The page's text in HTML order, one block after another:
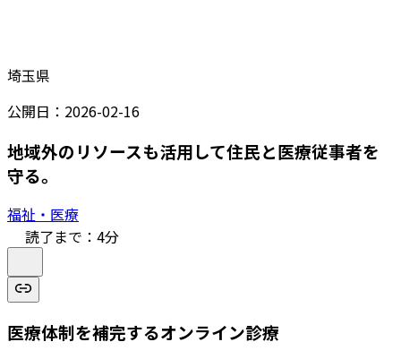
埼玉県
公開日： 2026-02-16
地域外のリソースも活用して住民と医療従事者を
守る。
福祉・医療
読了まで： 4分
医療体制を補完するオンライン診療